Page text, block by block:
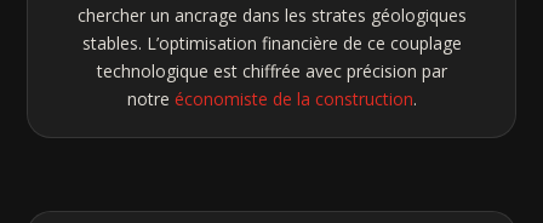
chercher un ancrage dans les strates géologiques
stables. L’optimisation financière de ce couplage
technologique est chiffrée avec précision par
notre économiste de la construction.